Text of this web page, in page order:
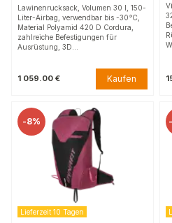
Lawinenrucksack, Volumen 30 l, 150-
Liter-Airbag, verwendbar bis -30°C,
Material Polyamid 420 D Cordura,
zahlreiche Befestigungen für
Ausrüstung, 3D…
1 059.00 € Kaufen
-8%
Lieferzeit 10 Tagen
-